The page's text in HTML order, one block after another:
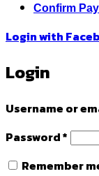
Confirm
Login with
Login
Username or
Password*
Remember